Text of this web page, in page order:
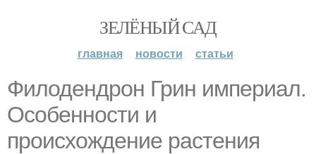
ЗЕЛЁНЫЙ САД
главная новости статьи
Филодендрон Грин империал.
Особенности и
происхождение растения